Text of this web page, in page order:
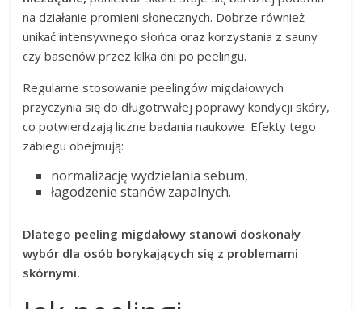
na działanie promieni słonecznych. Dobrze również
unikać intensywnego słońca oraz korzystania z sauny
czy basenów przez kilka dni po peelingu.
Regularne stosowanie peelingów migdałowych
przyczynia się do długotrwałej poprawy kondycji skóry,
co potwierdzają liczne badania naukowe. Efekty tego
zabiegu obejmują:
normalizację wydzielania sebum,
łagodzenie stanów zapalnych.
Dlatego peeling migdałowy stanowi doskonały
wybór dla osób borykających się z problemami
skórnymi.